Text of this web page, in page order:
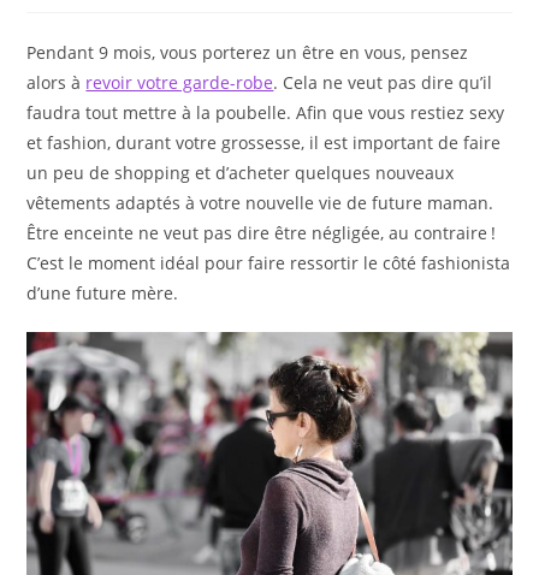
publication :
Pendant 9 mois, vous porterez un être en vous, pensez
alors à revoir votre garde-robe. Cela ne veut pas dire qu’il
faudra tout mettre à la poubelle. Afin que vous restiez sexy
et fashion, durant votre grossesse, il est important de faire
un peu de shopping et d’acheter quelques nouveaux
vêtements adaptés à votre nouvelle vie de future maman.
Être enceinte ne veut pas dire être négligée, au contraire !
C’est le moment idéal pour faire ressortir le côté fashionista
d’une future mère.